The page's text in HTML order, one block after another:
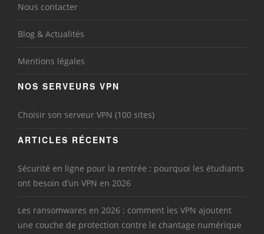
Nous contacter
Blog & Actualités
Mentions légales
NOS SERVEURS VPN
Choisir son serveur VPN (100 sites)
ARTICLES RÉCENTS
Sécurité en ligne pour la rentrée : pourquoi les étudiants
ont besoin d’un VPN en 2026
Les ransomwares en 2026 : comment les VPN ajoutent
une couche de protection contre le chantage numérique